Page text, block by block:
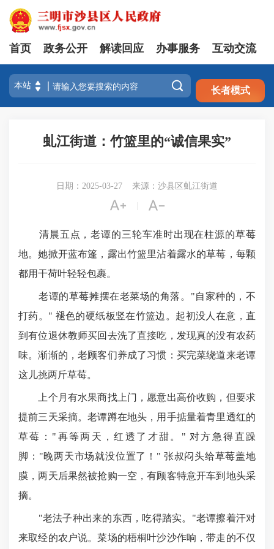
注册 登录
首页 政务公开 解读回应 办事服务 互动交流
 长者模式
虬江街道：竹篮里的“诚信果实”
日期：2025-03-27 来源：沙县区虬江街道
 
清晨五点，老谭的三轮车准时出现在柱源的草莓
地。她掀开蓝布篷，露出竹篮里沾着露水的草莓，每颗
都用干荷叶轻轻包裹。
老谭的草莓摊摆在老菜场的角落。"自家种的，不
打药。" 褪色的硬纸板竖在竹篮边。起初没人在意，直
到有位退休教师买回去洗了直接吃，发现真的没有农药
味。渐渐的，老顾客们养成了习惯：买完菜绕道来老谭
这儿挑两斤草莓。
上个月有水果商找上门，愿意出高价收购，但要求
提前三天采摘。老谭蹲在地头，用手掂量着青里透红的
草莓："再等两天，红透了才甜。" 对方急得直跺
脚："晚两天市场就没位置了！" 张叔闷头给草莓盖地
膜，两天后果然被抢购一空，有顾客特意开车到地头采
摘。
"老法子种出来的东西，吃得踏实。"老谭擦着汗对
来取经的农户说。菜场的梧桐叶沙沙作响，带走的不仅